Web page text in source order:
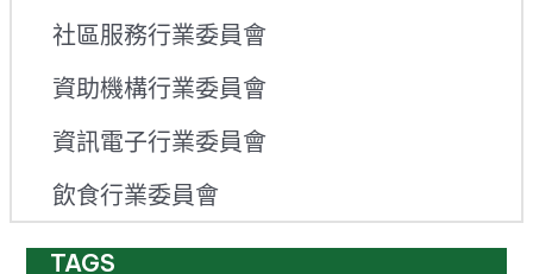
社區服務行業委員會
資助機構行業委員會
資訊電子行業委員會
飲食行業委員會
TAGS